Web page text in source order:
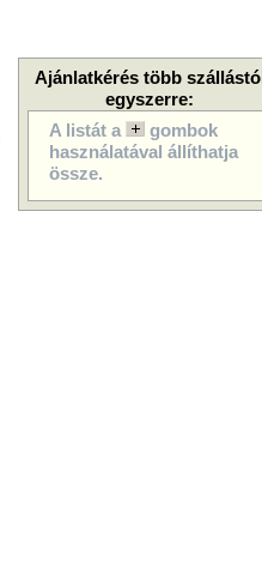
Ajánlatkérés több szállástól
egyszerre:
A listát a
gombok
használatával állíthatja
össze.